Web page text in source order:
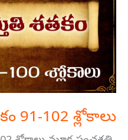
91-102 శ్లోకాలు